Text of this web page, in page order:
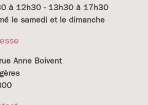
à 12h30 - 13h30 à 17h30
le samedi et le dimanche
Anne Boivent